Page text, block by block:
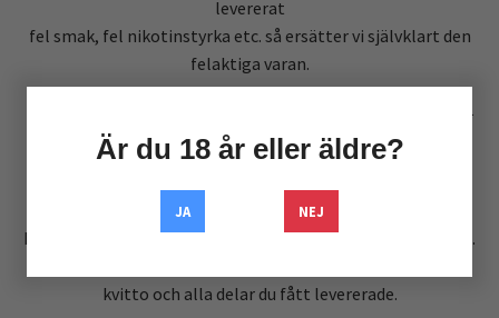
Är du 18 år eller äldre?
JA NEJ
levererat
fel smak, fel nikotinstyrka etc. så ersätter vi självklart den
felaktiga varan.
månads garanti. Nedsatt prestanda, felaktigt användande
eller
slitage täcks inte utav garantin.
Kontakta oss så fort som möjligt efter upptäckt garantifel.
kvitto och alla delar du fått levererade.